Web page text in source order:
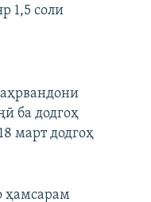
1,5 соли
ба додгоҳ
март додгоҳ
ҳамсарам